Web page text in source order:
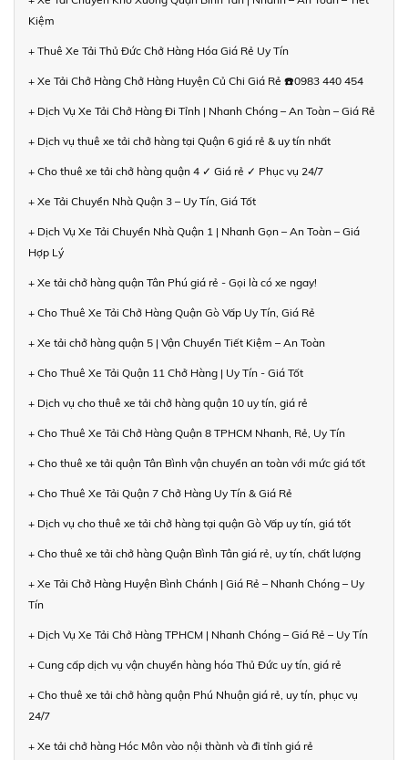
Kiệm
+ Thuê Xe Tải Thủ Đức Chở Hàng Hóa Giá Rẻ Uy Tín
+ Xe Tải Chở Hàng Chở Hàng Huyện Củ Chi Giá Rẻ ☎️0983 440 454
+ Dịch Vụ Xe Tải Chở Hàng Đi Tỉnh | Nhanh Chóng – An Toàn – Giá Rẻ
+ Dịch vụ thuê xe tải chở hàng tại Quận 6 giá rẻ & uy tín nhất
+ Cho thuê xe tải chở hàng quận 4 ✓ Giá rẻ ✓ Phục vụ 24/7
+ Xe Tải Chuyển Nhà Quận 3 – Uy Tín, Giá Tốt
+ Dịch Vụ Xe Tải Chuyển Nhà Quận 1 | Nhanh Gọn – An Toàn – Giá
Hợp Lý
+ Xe tải chở hàng quận Tân Phú giá rẻ - Gọi là có xe ngay!
+ Cho Thuê Xe Tải Chở Hàng Quận Gò Vấp Uy Tín, Giá Rẻ
+ Xe tải chở hàng quận 5 | Vận Chuyển Tiết Kiệm – An Toàn
+ Cho Thuê Xe Tải Quận 11 Chở Hàng | Uy Tín - Giá Tốt
+ Dịch vụ cho thuê xe tải chở hàng quận 10 uy tín, giá rẻ
+ Cho Thuê Xe Tải Chở Hàng Quận 8 TPHCM Nhanh, Rẻ, Uy Tín
+ Cho thuê xe tải quận Tân Bình vận chuyển an toàn với mức giá tốt
+ Cho Thuê Xe Tải Quận 7 Chở Hàng Uy Tín & Giá Rẻ
+ Dịch vụ cho thuê xe tải chở hàng tại quận Gò Vấp uy tín, giá tốt
+ Cho thuê xe tải chở hàng Quận Bình Tân giá rẻ, uy tín, chất lượng
+ Xe Tải Chở Hàng Huyện Bình Chánh | Giá Rẻ – Nhanh Chóng – Uy
Tín
+ Dịch Vụ Xe Tải Chở Hàng TPHCM | Nhanh Chóng – Giá Rẻ – Uy Tín
+ Cung cấp dịch vụ vận chuyển hàng hóa Thủ Đức uy tín, giá rẻ
+ Cho thuê xe tải chở hàng quận Phú Nhuận giá rẻ, uy tín, phục vụ
24/7
+ Xe tải chở hàng Hóc Môn vào nội thành và đi tỉnh giá rẻ